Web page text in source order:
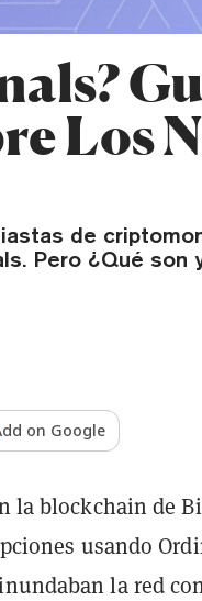
Los
de
Pero ¿Qué son
on Google
la blockchain de
usando
la red